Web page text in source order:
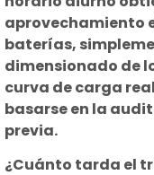
aprovechamiento
baterías,
dimensionado de
curva de carga
basarse en la
previa.
¿Cuánto tarda el